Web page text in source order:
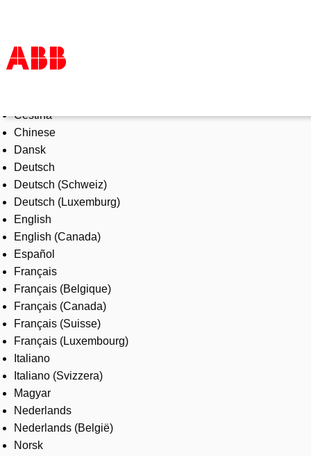
Products & Solutions
Industries
Services
About us
Where to buy
Contact us
Careers
Čeština
Chinese
Dansk
Deutsch
Deutsch (Schweiz)
Deutsch (Luxemburg)
English
English (Canada)
Español
Français
Français (Belgique)
Français (Canada)
Français (Suisse)
Français (Luxembourg)
Italiano
Italiano (Svizzera)
Magyar
Nederlands
Nederlands (België)
Norsk